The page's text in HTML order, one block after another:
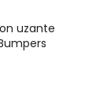
uzante